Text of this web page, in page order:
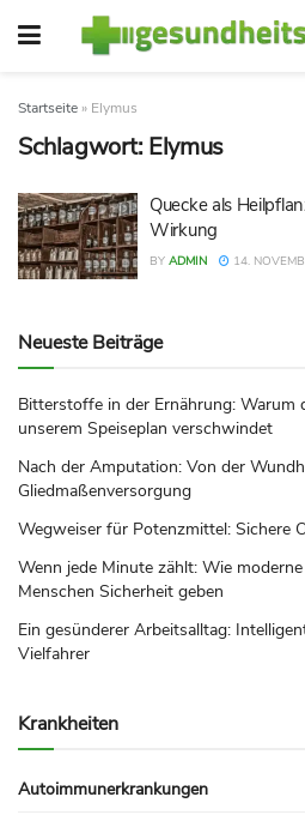
Startseite » Elymus
Schlagwort:Elymus
Quecke als
Wirkung
BY ADMIN 14.
Neueste Beiträge
Bitterstoffe in der Ernährung: Warum
unserem Speiseplan verschwindet
Nach der Amputation: Von der
Gliedmaßenversorgung
Wegweiser für Potenzmittel: Sichere
Wenn jede Minute zählt: Wie
Menschen Sicherheit geben
Ein gesünderer Arbeitsalltag:
Vielfahrer
Krankheiten
Autoimmunerkrankungen